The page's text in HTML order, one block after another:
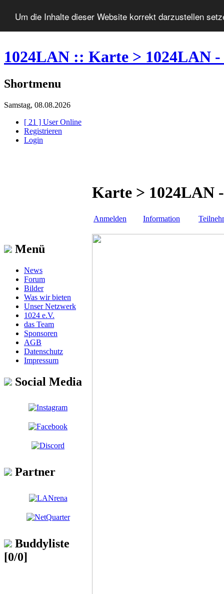
Um die Inhalte dieser Website korrekt darzustellen
1024LAN :: Karte > 1024LAN -
Shortmenu
Samstag, 08.08.2026
[ 21 ] User Online
Registrieren
Login
Menü
News
Forum
Bilder
Was wir bieten
Unser Netzwerk
1024 e.V.
das Team
Sponsoren
AGB
Datenschutz
Impressum
Social Media
Partner
Buddyliste
[0/0]
Karte > 1024LAN
Anmelden Information